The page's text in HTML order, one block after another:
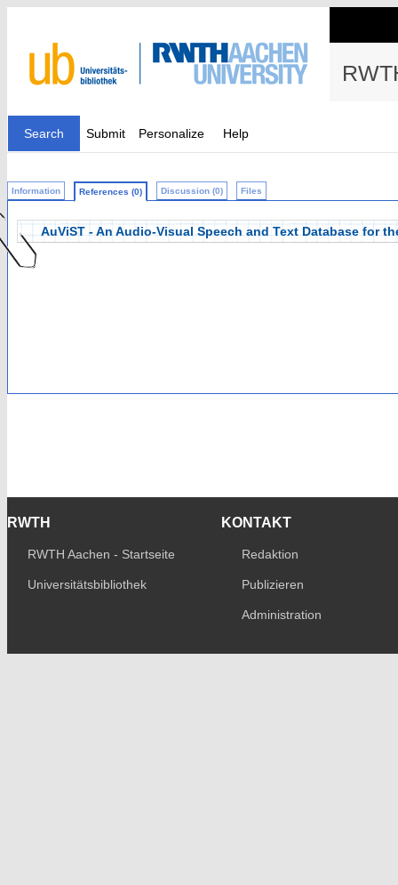
Search Submit Personalize Help
Information References (0) Discussion (0) Files
AuViST - An Audio-Visual Speech and Text Database for
RWTH
RWTH Aachen - Startseite
Universitätsbibliothek
KONTAKT
Redaktion
Publizieren
Administration